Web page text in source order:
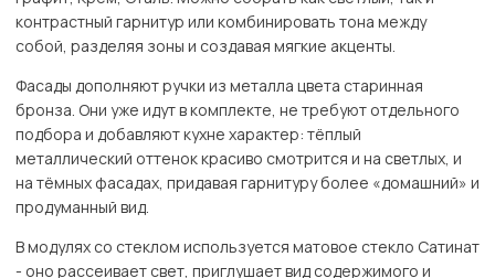
контрастный гарнитур или комбинировать тона между
собой, разделяя зоны и создавая мягкие акценты.
Фасады дополняют ручки из металла цвета старинная
бронза. Они уже идут в комплекте, не требуют отдельного
подбора и добавляют кухне характер: тёплый
металлический оттенок красиво смотрится и на светлых, и
на тёмных фасадах, придавая гарнитуру более «домашний» и
продуманный вид.
В модулях со стеклом используется матовое стекло Сатинат
- оно рассеивает свет, приглушает вид содержимого и